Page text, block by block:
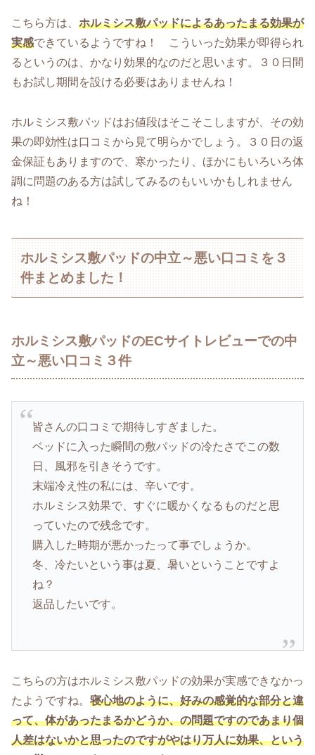
こちら方は、 ホルミシス敷パッドによるあったまる効果が
実感できているようですね！ こういった効果が即得られ
るというのは、かなり効果的なのだと思います。３０日間
もお試し期間を設ける必要はありませんね！
ホルミシス敷パッドはお値段はそこそこしますが、その効
果の即効性は口コミから見て明らかでしょう。３０日の返
金保証もありますので、寒かったり、ほかにもいろいろ体
調に問題のある方は試してみるのもいいかもしれません
ね！
ホルミシス敷パッドの中立～悪い口コミを３
件まとめました！
ホルミシス敷パッドのECサイトレビューでの中
立～悪い口コミ３件
皆さんの口コミで期待しすぎました。
ベッドに入った瞬間の敷パッドの冷たさでこの数
日、風邪を引きそうです。
末端冷え性の私には、辛いです。
ホルミシス効果で、すぐに暖かくなるものだと思
っていたので残念です。
購入した時期が悪かったって事でしょうか。
冬、冷たいという事は夏、暑いということですよ
ね？
返品したいです。
こちらの方はホルミシス敷パッドの効果が実感できなかっ
たようですね。 寝心地のように、好みの感覚的な部分と違
って、体があったまるかどうか、の問題ですのであまり個
人差はないかと思ったのですがやはり万人に効果、という